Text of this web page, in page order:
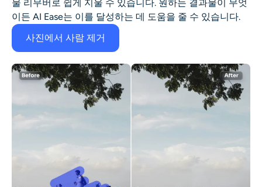
물 리무버로 쉽게 지울 수 있습니다. 원하는 결과물이 무엇
이든 AI Ease는 이를 달성하는 데 도움을 줄 수 있습니다.
사진에서 사람 제거